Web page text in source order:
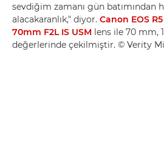
sevdiğim zamanı gün batımından
alacakaranlık," diyor. Canon EOS R5
70mm F2L IS USM lens ile 70 mm,
değerlerinde çekilmiştir. © Verity